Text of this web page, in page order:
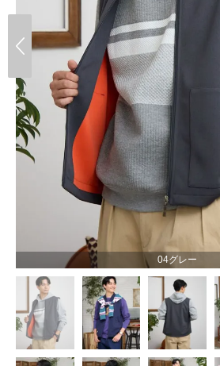
04グレー